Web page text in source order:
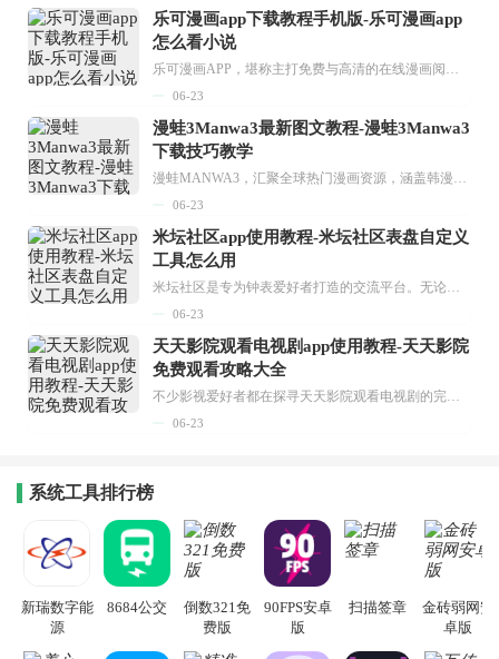
乐可漫画app下载教程手机版-乐可漫画app
怎么看小说
乐可漫画APP，堪称主打免费与高清的在线漫画阅读神器。其官方版提供海量完整版漫画资源，无论是国内漫画，还是日漫、韩漫、台漫、美漫等国外漫画，应有尽有，随时供你阅读。只需轻点一下，便能直接进入阅读界面。不仅如此，乐可漫画最新版本更新速度极快，在这里，你总能抢先看到全网一手漫画章节内容！...
06-23
漫蛙3Manwa3最新图文教程-漫蛙3Manwa3
下载技巧教学
漫蛙MANWA3，汇聚全球热门漫画资源，涵盖韩漫、欧美漫画、国漫等多种类型，题材丰富多样，全方位满足用户阅读喜好。它不仅是阅读平台，更是创作平台，为广大用户打造零门槛创作环境。...
06-23
米坛社区app使用教程-米坛社区表盘自定义
工具怎么用
米坛社区是专为钟表爱好者打造的交流平台。无论你是初涉钟表领域的普通爱好者，还是拥有多年收藏经验的资深玩家，都能在此找到属于自己的天地。 无需注册，就能轻松参与其中。通过专业的讨论论坛与丰富的交互功能，你可与世界各地的钟表爱好者畅快交流。若你钟情于钟表，米坛社区无疑是值得一试的理想之选。在这里，你能获取最新的手表资讯，交流见解，提升鉴赏品味，让每一块手表都成为收藏故事中重要的一部分。感兴趣的朋友，不要错过下载机会。...
06-23
天天影院观看电视剧app使用教程-天天影院
免费观看攻略大全
不少影视爱好者都在探寻天天影院观看电视剧的完整方法，结合最新平台使用规则，本篇新手入门攻略全面讲解观看渠道、检索流程、播放设置以及画面模式调整等实用内容。全文适配手机、电脑等主流设备，步骤简洁易懂，无论是初次使用的新手，还是想要优化观影体验的用户，都能参照内容快速上手，熟练掌握平台各项操作技巧，轻松畅享影视内容。...
06-23
系统工具排行榜
新瑞数字能
源
8684公交
倒数321免
费版
90FPS安卓
版
扫描签章
金砖弱网安
卓版